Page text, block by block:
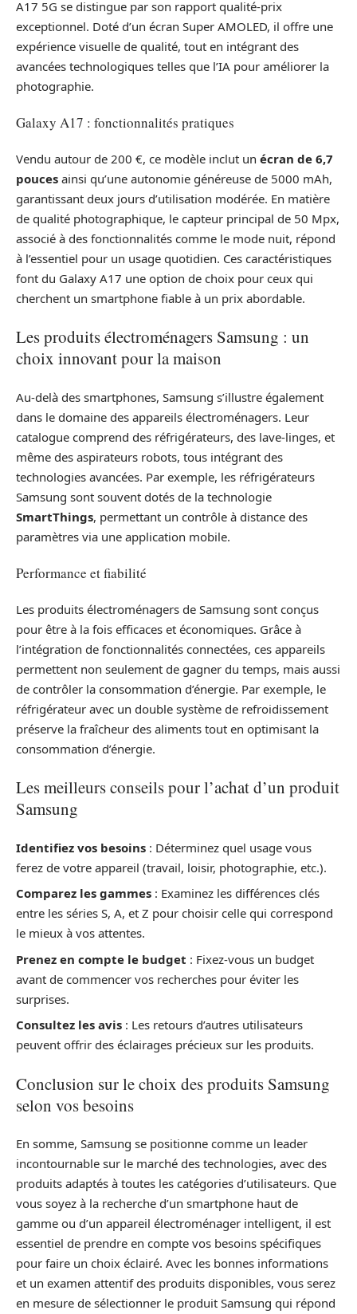
A17 5G se distingue par son rapport qualité-prix
exceptionnel. Doté d’un écran Super AMOLED, il offre une
expérience visuelle de qualité, tout en intégrant des
avancées technologiques telles que l’IA pour améliorer la
photographie.
Galaxy A17 : fonctionnalités pratiques
Vendu autour de 200 €, ce modèle inclut un écran de 6,7
pouces ainsi qu’une autonomie généreuse de 5000 mAh,
garantissant deux jours d’utilisation modérée. En matière
de qualité photographique, le capteur principal de 50 Mpx,
associé à des fonctionnalités comme le mode nuit, répond
à l’essentiel pour un usage quotidien. Ces caractéristiques
font du Galaxy A17 une option de choix pour ceux qui
cherchent un smartphone fiable à un prix abordable.
Les produits électroménagers Samsung : un
choix innovant pour la maison
Au-delà des smartphones, Samsung s’illustre également
dans le domaine des appareils électroménagers. Leur
catalogue comprend des réfrigérateurs, des lave-linges, et
même des aspirateurs robots, tous intégrant des
technologies avancées. Par exemple, les réfrigérateurs
Samsung sont souvent dotés de la technologie
SmartThings, permettant un contrôle à distance des
paramètres via une application mobile.
Performance et fiabilité
Les produits électroménagers de Samsung sont conçus
pour être à la fois efficaces et économiques. Grâce à
l’intégration de fonctionnalités connectées, ces appareils
permettent non seulement de gagner du temps, mais aussi
de contrôler la consommation d’énergie. Par exemple, le
réfrigérateur avec un double système de refroidissement
préserve la fraîcheur des aliments tout en optimisant la
consommation d’énergie.
Les meilleurs conseils pour l’achat d’un produit
Samsung
Identifiez vos besoins : Déterminez quel usage vous
ferez de votre appareil (travail, loisir, photographie, etc.).
Comparez les gammes : Examinez les différences clés
entre les séries S, A, et Z pour choisir celle qui correspond
le mieux à vos attentes.
Prenez en compte le budget : Fixez-vous un budget
avant de commencer vos recherches pour éviter les
surprises.
Consultez les avis : Les retours d’autres utilisateurs
peuvent offrir des éclairages précieux sur les produits.
Conclusion sur le choix des produits Samsung
selon vos besoins
En somme, Samsung se positionne comme un leader
incontournable sur le marché des technologies, avec des
produits adaptés à toutes les catégories d’utilisateurs. Que
vous soyez à la recherche d’un smartphone haut de
gamme ou d’un appareil électroménager intelligent, il est
essentiel de prendre en compte vos besoins spécifiques
pour faire un choix éclairé. Avec les bonnes informations
et un examen attentif des produits disponibles, vous serez
en mesure de sélectionner le produit Samsung qui répond